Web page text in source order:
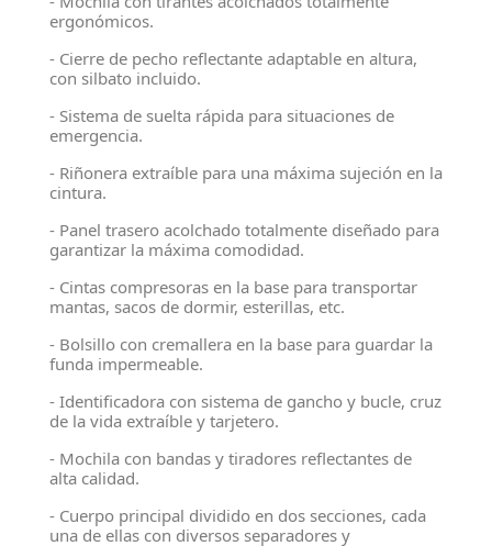
ergonómicos.
- Cierre de pecho reflectante adaptable en altura,
con silbato incluido.
- Sistema de suelta rápida para situaciones de
emergencia.
- Riñonera extraíble para una máxima sujeción en la
cintura.
- Panel trasero acolchado totalmente diseñado para
garantizar la máxima comodidad.
- Cintas compresoras en la base para transportar
mantas, sacos de dormir, esterillas, etc.
- Bolsillo con cremallera en la base para guardar la
funda impermeable.
- Identificadora con sistema de gancho y bucle, cruz
de la vida extraíble y tarjetero.
- Mochila con bandas y tiradores reflectantes de
alta calidad.
- Cuerpo principal dividido en dos secciones, cada
una de ellas con diversos separadores y